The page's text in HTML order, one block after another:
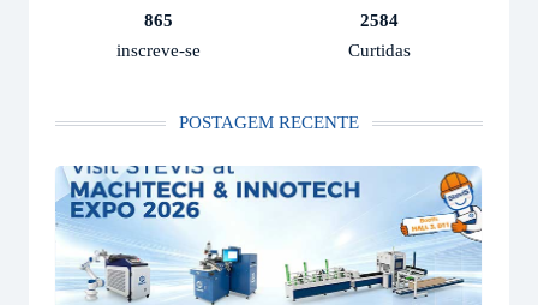
865
inscreve-se
2584
Curtidas
POSTAGEM RECENTE